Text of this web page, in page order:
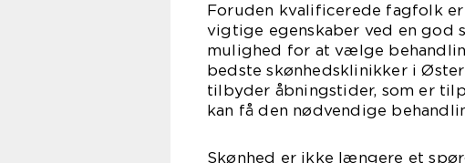
Foruden kvalificerede fagfolk
vigtige egenskaber ved en god
mulighed for at vælge
bedste skønhedsklinikker i
tilbyder åbningstider, som er
kan få den nødvendige
Skønhed er ikke længere et